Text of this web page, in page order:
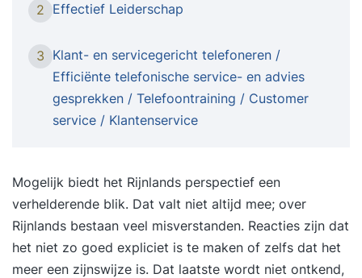
Intelligence Concepten leert u een aantal
om BI-initiatieven in uw organisatie beter te
begrijpen en eventueel beter te sturen. U krijgt
inzicht in geldende theorieën en opvattingen.
Daarnaast leert u de theorie toepassen met
aan oefeningen op basis van een case. Door het
maken en bespreken van de oefeningen kunt u
voor uzelf bepalen of u de theorie goed begrijpt.
Deze cursus is onderdeel van de cursus Business
Intelligence & Data Warehouse Concepten. Bent u
2 Effectief Leiderschap
3 Klant- en servicegericht telefoneren /
Efficiënte telefonische service- en advies
gesprekken / Telefoontraining / Customer
service / Klantenservice
Mogelijk biedt het Rijnlands perspectief een
verhelderende blik. Dat valt niet altijd mee; over
Rijnlands bestaan veel misverstanden. Reacties zijn dat
het niet zo goed expliciet is te maken of zelfs dat het
meer een zijnswijze is. Dat laatste wordt niet ontkend,